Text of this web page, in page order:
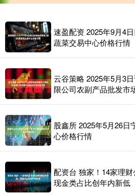
速盈配资 2025年9月4
蔬菜交易中心价格行情
云谷策略 2025年5月3
限公司农副产品批发市
股鑫所 2025年5月26日
心价格行情
配资台 独家！14家理财
现金类占比创年内新低